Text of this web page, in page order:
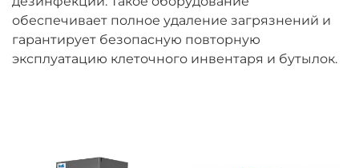
обеспечивает полное удаление загрязнений и
гарантирует безопасную повторную
эксплуатацию клеточного инвентаря и бутылок.